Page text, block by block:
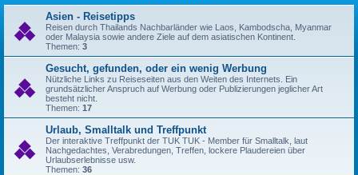
Asien - Reisetipps
Reisen durch Thailands Nachbarländer wie Laos, Kambodscha, Myanmar
oder Malaysia sowie andere Ziele auf dem asiatischen Kontinent.
Themen: 3
Gesucht, gefunden, oder ein wenig Werbung
Nützliche Links zu Reiseseiten aus den Weiten des Internets. Ein
grundsätzlicher Anspruch auf Werbung oder Publizierungen jeglicher Art
besteht nicht.
Themen: 17
Urlaub, Smalltalk und Treffpunkt
Der interaktive Treffpunkt der TUK TUK - Member für Smalltalk, laut
Nachgedachtes, Verabredungen, Treffen, lockere Plaudereien über
Urlaubserlebnisse usw.
Themen: 36